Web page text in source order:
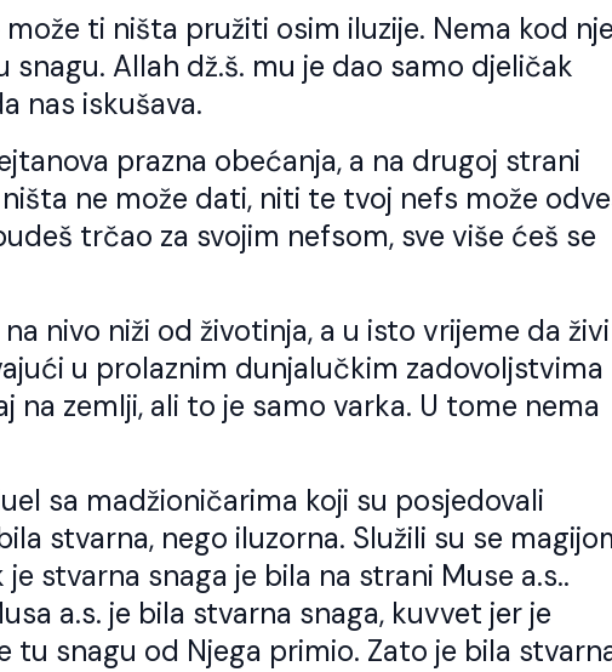
ti ništa pružiti osim iluzije. Nema kod
Allah dž.š. mu je dao samo djeličak
nas iskušava.
prazna obećanja, a na drugoj strani
ne može dati, niti te tvoj nefs može
trčao za svojim nefsom, sve više ćeš se
nivo niži od životinja, a u isto vrijeme da
u prolaznim dunjalučkim zadovoljstvima
na zemlji, ali to je samo varka. U tome nema
sa madžioničarima koji su posjedovali
stvarna, nego iluzorna. Služili su se
stvarna snaga je bila na strani Muse a.s..
a.s. je bila stvarna snaga, kuvvet jer je
tu snagu od Njega primio. Zato je bila
Šejh Ismail ef. Bismillahi-r-
Rahmani-r-Rahim. Ko god slijedi
Allahov put treba da zna da je to i
put Allahovih evlija. Allah dž.š. putem
svojih evlija šalje svojim slugama,oni
Njegovog duhovnog izvora. Ko god
ode na vrata jednog evlije,on je došao
i […]
Rahmani-r-Rahim. Kod
tri su stvari važne Zikr
Šukur Kada se počinje jesti
se sa zikrom sa Bismilom. U
nije […]